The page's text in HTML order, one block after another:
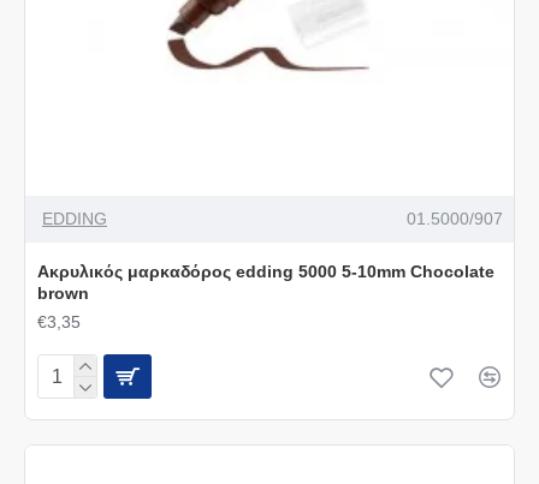
EDDING 01.5000/907
Ακρυλικός μαρκαδόρος edding 5000 5-10mm Chocolate
brown
€3,35